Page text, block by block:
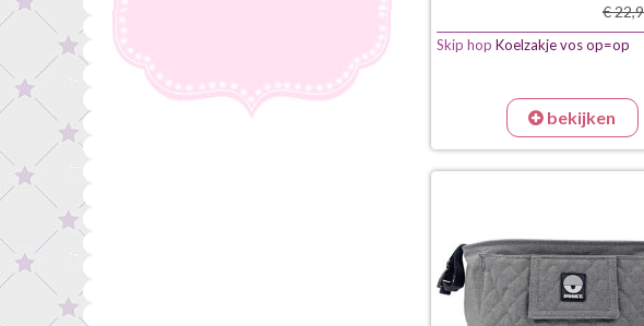
€
Skip hop Koelzakje vos op=op
bekijken